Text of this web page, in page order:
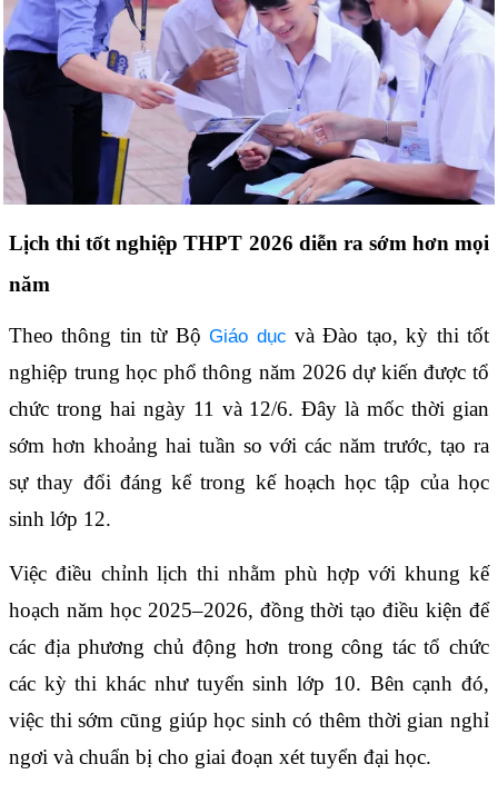
Lịch thi tốt nghiệp THPT 2026 diễn ra sớm hơn mọi
năm
Theo thông tin từ BộGiáo dục và Đào tạo, kỳ thi tốt
nghiệp trung học phổ thông năm 2026 dự kiến được tổ
chức trong hai ngày 11 và 12/6. Đây là mốc thời gian
sớm hơn khoảng hai tuần so với các năm trước, tạo ra
sự thay đổi đáng kể trong kế hoạch học tập của học
sinh lớp 12.
Việc điều chỉnh lịch thi nhằm phù hợp với khung kế
hoạch năm học 2025–2026, đồng thời tạo điều kiện để
các địa phương chủ động hơn trong công tác tổ chức
các kỳ thi khác như tuyển sinh lớp 10. Bên cạnh đó,
việc thi sớm cũng giúp học sinh có thêm thời gian nghỉ
ngơi và chuẩn bị cho giai đoạn xét tuyển đại học.